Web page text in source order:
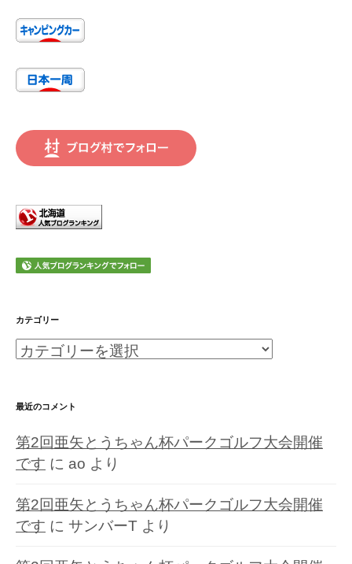
カテゴリー
カ
ゴ
ー
最近のコメント
第2回亜矢とうちゃん杯パークゴルフ大会開催
です に ao より
第2回亜矢とうちゃん杯パークゴルフ大会開催
です に サンバーT より